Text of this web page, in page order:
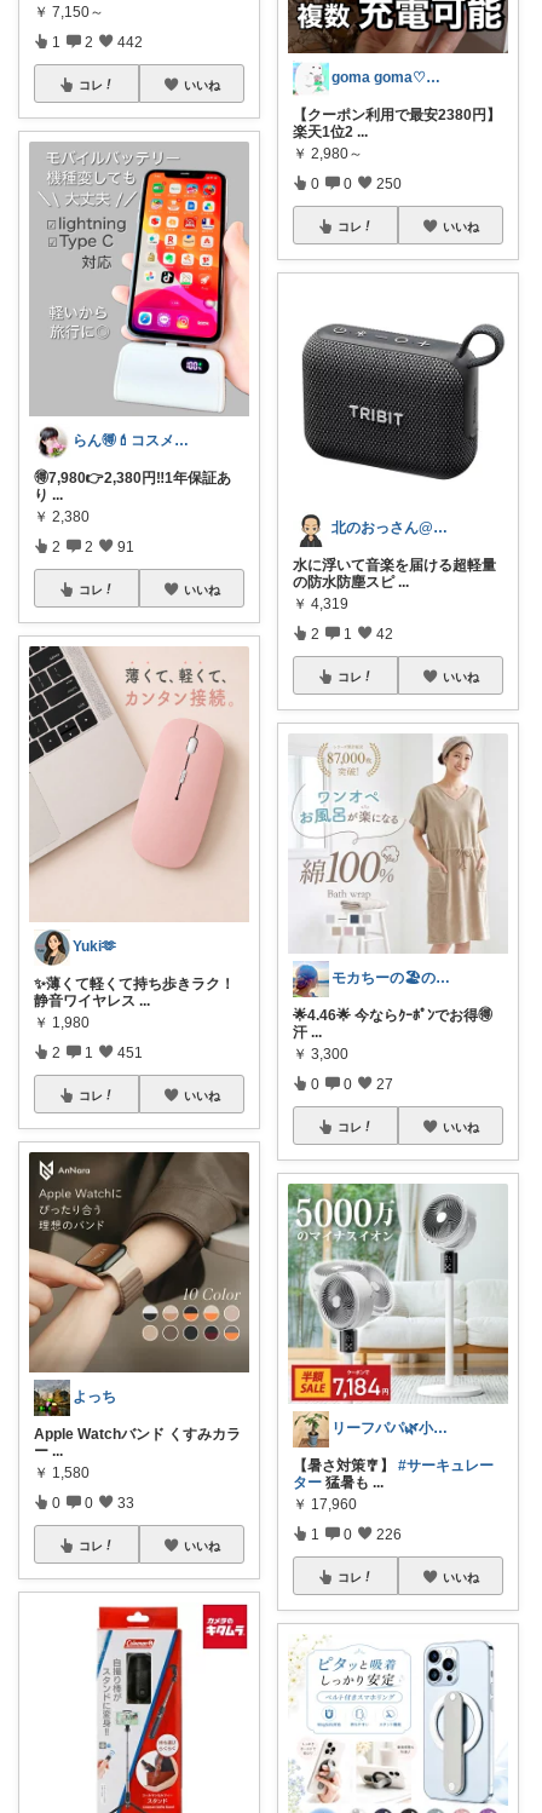
￥ 7,150～
1 2 442
コレ いいね
らん🉐💄コスメ&ファッション👗✨
🉐7,980👉2,380円‼︎1年保証あ
り ...
￥ 2,380
2 2 91
コレ いいね
Yuki🫶
✨薄くて軽くて持ち歩きラク！
静音ワイヤレス ...
￥ 1,980
2 1 451
コレ いいね
よっち
Apple Watchバンド くすみカラ
ー ...
￥ 1,580
0 0 33
コレ いいね
goma goma♡経由購入ありがとう✨
【クーポン利用で最安2380円】
楽天1位2 ...
￥ 2,980～
0 0 250
コレ いいね
北のおっさん@ガジェット好き
水に浮いて音楽を届ける超軽量
の防水防塵スピ ...
￥ 4,319
2 1 42
コレ いいね
モカちーの🏖️のんびりライフ🐈✨
🌟4.46🌟 今ならｸｰﾎﾟﾝでお得🉐
汗 ...
￥ 3,300
0 0 27
コレ いいね
リーフパパ🌿小学2年生女の子のパパ
【暑さ対策🎐】 #サーキュレー
ター 猛暑も ...
￥ 17,960
1 0 226
コレ いいね